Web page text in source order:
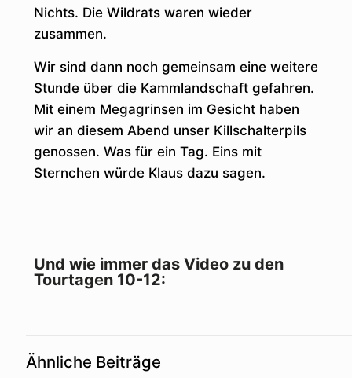
Nichts. Die Wildrats waren wieder
zusammen.
Wir sind dann noch gemeinsam eine weitere
Stunde über die Kammlandschaft gefahren.
Mit einem Megagrinsen im Gesicht haben
wir an diesem Abend unser Killschalterpils
genossen. Was für ein Tag. Eins mit
Sternchen würde Klaus dazu sagen.
Und wie immer das Video zu den
Tourtagen 10-12:
Ähnliche Beiträge